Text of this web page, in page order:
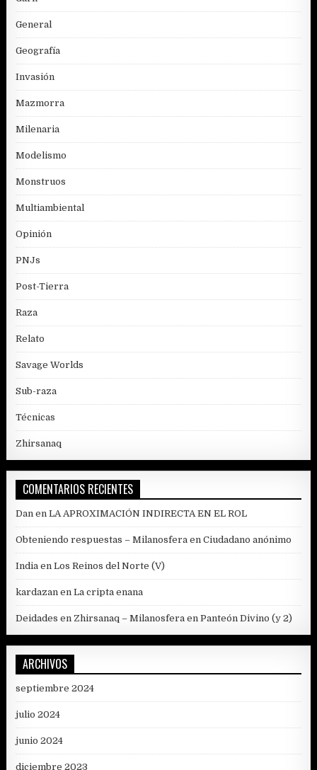
General
Geografía
Invasión
Mazmorra
Milenaria
Modelismo
Monstruos
Multiambiental
Opinión
PNJs
Post-Tierra
Raza
Relato
Savage Worlds
Sub-raza
Técnicas
Zhirsanaq
COMENTARIOS RECIENTES
Dan enLA APROXIMACIÓN INDIRECTA EN EL ROL
Obteniendo respuestas – Milanosfera enCiudadano anónimo
India enLos Reinos del Norte (V)
kardazan enLa cripta enana
Deidades en Zhirsanaq – Milanosfera enPanteón Divino (y 2)
ARCHIVOS
septiembre 2024
julio 2024
junio 2024
diciembre 2023